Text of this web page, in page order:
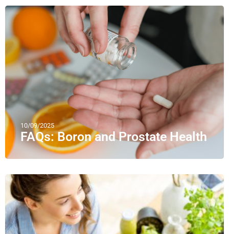
10/09/2025
FAQs: Boron and Prostate Health